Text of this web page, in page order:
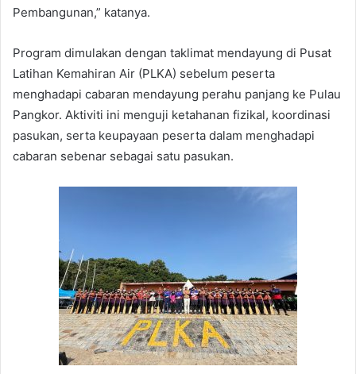
Pembangunan,” katanya.
Program dimulakan dengan taklimat mendayung di Pusat
Latihan Kemahiran Air (PLKA) sebelum peserta
menghadapi cabaran mendayung perahu panjang ke Pulau
Pangkor. Aktiviti ini menguji ketahanan fizikal, koordinasi
pasukan, serta keupayaan peserta dalam menghadapi
cabaran sebenar sebagai satu pasukan.